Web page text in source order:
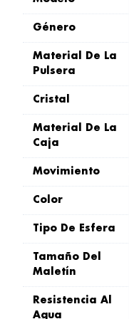
Género
Material De La
Pulsera
Cristal
Material De La
Caja
Movimiento
Color
Tipo De Esfera
Tamaño Del
Maletín
Resistencia Al
Agua